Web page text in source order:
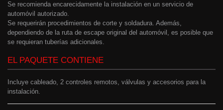
Se recomienda encarecidamente la instalación en un servicio de
automóvil autorizado.
Se requerirán procedimientos de corte y soldadura. Además,
dependiendo de la ruta de escape original del automóvil, es posible que
se requieran tuberías adicionales.
EL PAQUETE CONTIENE
Incluye cableado, 2 controles remotos, válvulas y accesorios para la
instalación.